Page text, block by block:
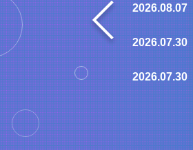
2026.08.07
2026.07.30
2026.07.30